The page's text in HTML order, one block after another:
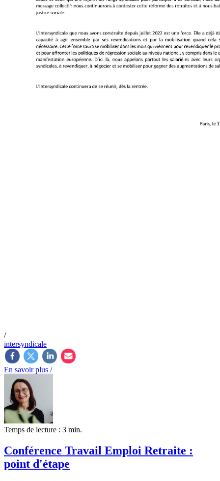
/
intersyndicale
En savoir plus /
Temps de lecture : 3 min.
Conférence Travail Emploi Retraite :
point d'étape